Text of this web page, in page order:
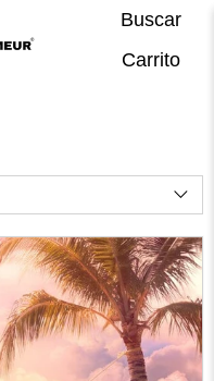
Buscar
Carrito